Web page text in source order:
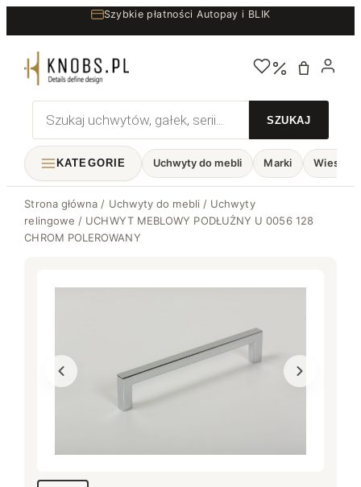
do
treści
Szybkie płatności Autopay i BLIK
Wyszukiwarka
produktów
KATEGORIE Uchwyty do mebli Marki
Strona główna / Uchwyty do mebli / Uchwyty
relingowe / UCHWYT MEBLOWY PODŁUŻNY U 0056 128
CHROM POLEROWANY